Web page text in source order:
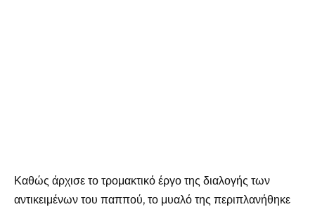
Καθώς άρχισε το τρομακτικό έργο της διαλογής των
αντικειμένων του παππού, το μυαλό της περιπλανήθηκε